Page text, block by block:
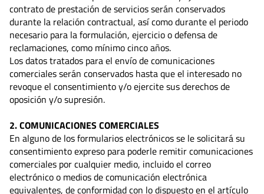
contrato de prestación de servicios serán conservados
durante la relación contractual, así como durante el periodo
necesario para la formulación, ejercicio o defensa de
reclamaciones, como mínimo cinco años.
Los datos tratados para el envío de comunicaciones
comerciales serán conservados hasta que el interesado no
revoque el consentimiento y/o ejercite sus derechos de
oposición y/o supresión.
2. COMUNICACIONES COMERCIALES
En alguno de los formularios electrónicos se le solicitará su
consentimiento expreso para poderle remitir comunicaciones
comerciales por cualquier medio, incluido el correo
electrónico o medios de comunicación electrónica
equivalentes, de conformidad con lo dispuesto en el artículo